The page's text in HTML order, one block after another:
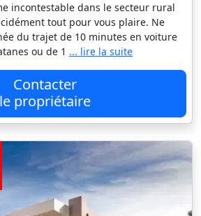
incontestable dans le secteur rural
tout pour vous plaire. Ne
du trajet de 10 minutes en voiture
ou de 1 ... lire la suite
Contacter
le propriétaire